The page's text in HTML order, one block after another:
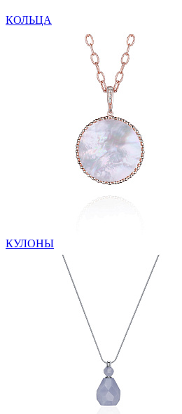
КОЛЬЦА
КУЛОНЫ